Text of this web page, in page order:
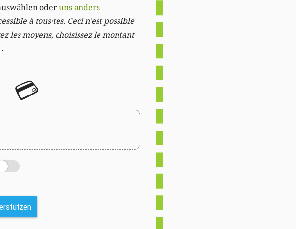
oderuns anders
à tous·tes. Ceci n'est possible
les moyens, choisissez le montant
💳